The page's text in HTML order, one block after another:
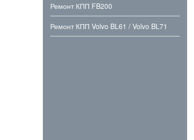
Ремонт КПП FB200
Ремонт КПП Volvo BL61 / Volvo BL71